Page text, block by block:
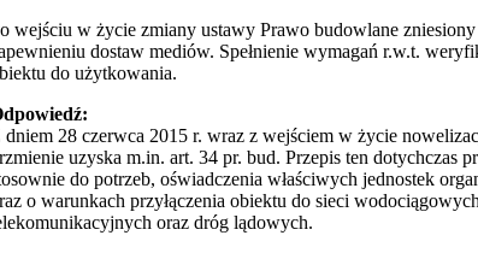
wejściu w życie zmiany ustawy Prawo budowlane
dostaw mediów. Spełnienie wymagań r.w.t.
do użytkowania.
dniem 28 czerwca 2015 r. wraz z wejściem w życie
uzyska m.in. art. 34 pr. bud. Przepis ten dotychczas
do potrzeb, oświadczenia właściwych jednostek
o warunkach przyłączenia obiektu do sieci
oraz dróg lądowych.